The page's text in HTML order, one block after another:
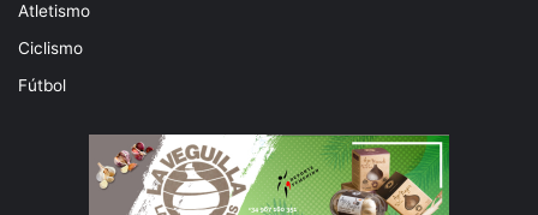
Atletismo
Ciclismo
Fútbol